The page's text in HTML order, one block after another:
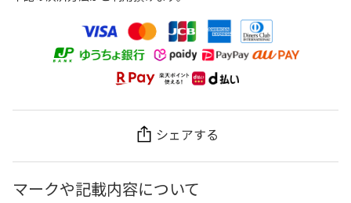
シェアする
マークや記載内容について